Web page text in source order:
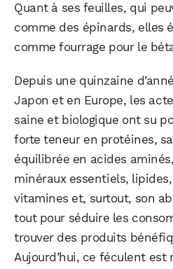
Quant à ses feuilles, qui
comme des épinards, elles
comme fourrage pour le
Depuis une quinzaine
Japon et en Europe, les
saine et biologique ont su
forte teneur en protéines,
équilibrée en acides
minéraux essentiels,
vitamines et, surtout, son
tout pour séduire les
trouver des produits
Aujourd’hui, ce féculent est